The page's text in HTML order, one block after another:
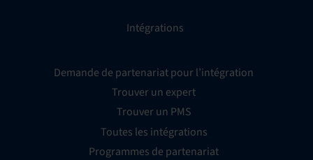
Intégrations
Demande de partenariat pour l’intégration
Trouver un expert
Trouver un PMS
Toutes les intégrations
Programmes de partenariat